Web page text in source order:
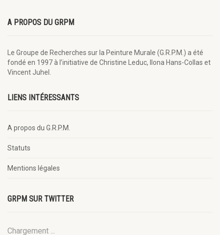
A PROPOS DU GRPM
Le Groupe de Recherches sur la Peinture Murale (G.R.P.M.) a été
fondé en 1997 à l’initiative de Christine Leduc, Ilona Hans-Collas et
Vincent Juhel.
LIENS INTÉRESSANTS
A propos du G.R.P.M.
Statuts
Mentions légales
GRPM SUR TWITTER
Chargement ...